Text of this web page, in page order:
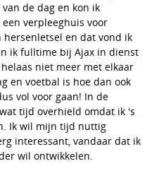
de dag en kon ik
verpleeghuis voor
en dat vond ik
ik fulltime bij Ajax in dienst
niet meer met elkaar
en voetbal is hoe dan ook
vol voor gaan! In de
tijd overhield omdat ik 's
Ik wil mijn tijd nuttig
interessant, vandaar dat ik
wil ontwikkelen.